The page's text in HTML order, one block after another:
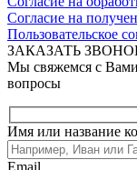
Согласие на
Пользовательское
ЗАКАЗАТЬ
Мы свяжемся с
вопросы
Имя или название